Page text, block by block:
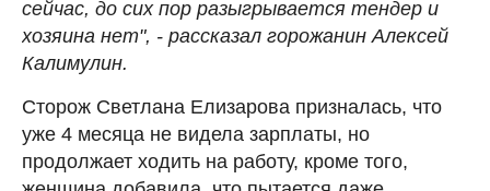
сейчас, до сих пор разыгрывается тендер и
хозяина нет", - рассказал горожанин Алексей
Калимулин.
Сторож Светлана Елизарова призналась, что
уже 4 месяца не видела зарплаты, но
продолжает ходить на работу, кроме того,